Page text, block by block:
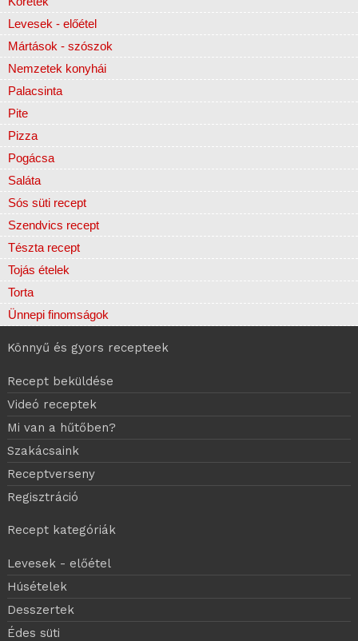
Levesek - előétel
Mártások - szószok
Nemzetek konyhái
Palacsinta
Pite
Pizza
Pogácsa
Saláta
Sós süti recept
Szendvics recept
Tészta recept
Tojás ételek
Torta
Ünnepi finomságok
Könnyű és gyors recepteek
Recept beküldése
Videó receptek
Mi van a hűtőben?
Szakácsaink
Receptverseny
Regisztráció
Recept kategóriák
Levesek - előétel
Húsételek
Desszertek
Édes süti